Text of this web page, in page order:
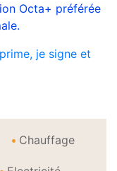
Octa+ préférée
je signe et
Chauffage